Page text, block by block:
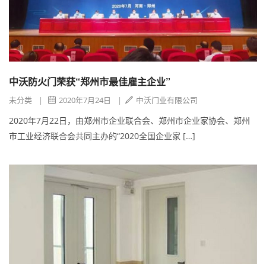
中沃防火门荣获“郑州市最佳雇主企业”
未分类 | 2020年7月24日 | 中沃门业有限公司
2020年7月22日，由郑州市企业联合会、郑州市企业家协会、郑州
市工业经济联合会共同主办的“2020全国企业家 […]